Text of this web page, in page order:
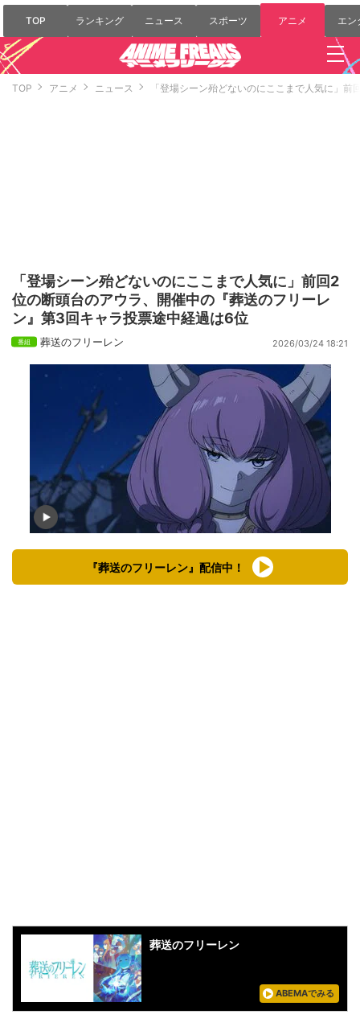
TOP ランキング ニュース スポーツ アニメ エン
TOP アニメ ニュース 「登場シーン殆どないのにここまで人気に」
「登場シーン殆どないのにここまで人気に」前回2
位の断頭台のアウラ、開催中の『葬送のフリーレ
ン』第3回キャラ投票途中経過は6位
葬送のフリーレン 2026/03/24 18:21
『葬送のフリーレン』配信中！
葬送のフリーレン
ABEMAでみる